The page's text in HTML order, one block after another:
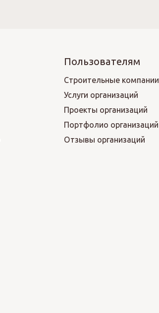
Пользователям
Строительные компании
Услуги организаций
Проекты организаций
Портфолио организаций
Отзывы организаций